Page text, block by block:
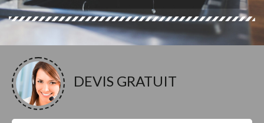
DEVIS GRATUIT